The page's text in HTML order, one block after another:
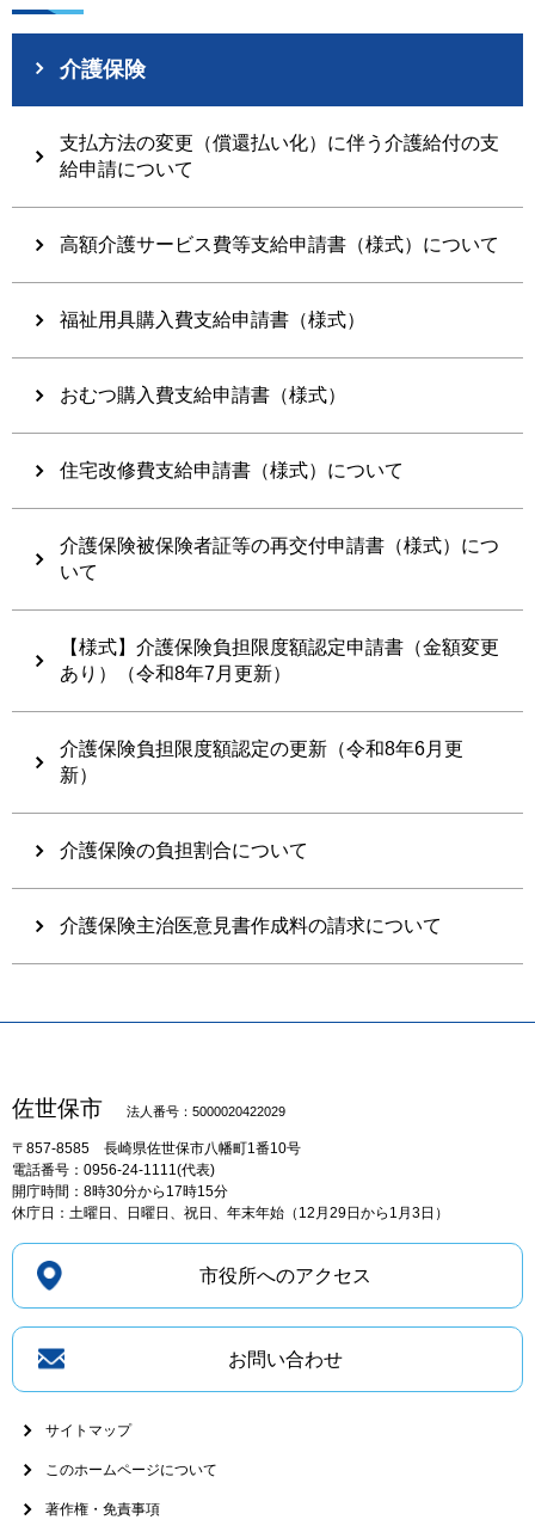
介護保険
支払方法の変更（償還払い化）に伴う介護給付の支
給申請について
高額介護サービス費等支給申請書（様式）について
福祉用具購入費支給申請書（様式）
おむつ購入費支給申請書（様式）
住宅改修費支給申請書（様式）について
介護保険被保険者証等の再交付申請書（様式）につ
いて
【様式】介護保険負担限度額認定申請書（金額変更
あり）（令和8年7月更新）
介護保険負担限度額認定の更新（令和8年6月更
新）
介護保険の負担割合について
介護保険主治医意見書作成料の請求について
佐世保市 法人番号：5000020422029
〒857-8585 長崎県佐世保市八幡町1番10号
電話番号：0956-24-1111(代表)
開庁時間：8時30分から17時15分
休庁日：土曜日、日曜日、祝日、年末年始（12月29日から1月3日）
市役所へのアクセス
お問い合わせ
サイトマップ
このホームページについて
著作権・免責事項